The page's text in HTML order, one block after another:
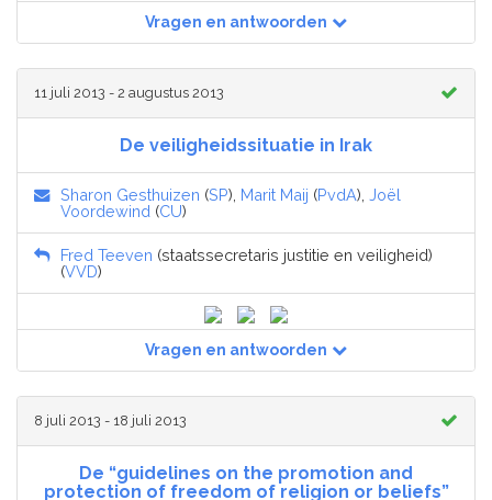
Vragen en antwoorden
11 juli 2013 - 2 augustus 2013
De veiligheidssituatie in Irak
Sharon Gesthuizen (SP), Marit Maij (PvdA), Joël
Voordewind (CU)
Fred Teeven (staatssecretaris justitie en veiligheid)
(VVD)
Vragen en antwoorden
8 juli 2013 - 18 juli 2013
De “guidelines on the promotion and
protection of freedom of religion or beliefs”